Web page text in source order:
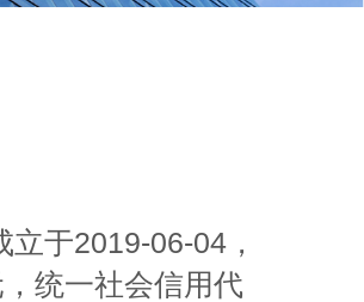
于2019-06-04，
统一社会信用代